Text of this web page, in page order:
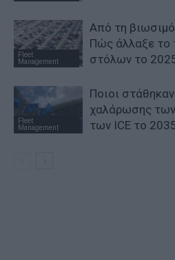
Fleet
Management
Από τη
Πώς άλλαξε το
στόλων το
Fleet
Management
Ποιοι
χαλάρωσης
των ICE το